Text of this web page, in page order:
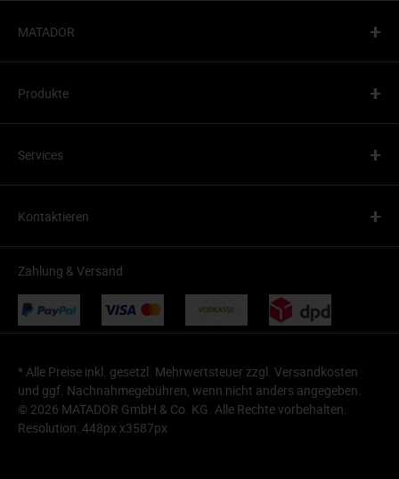
MATADOR +
Produkte +
Services +
Kontaktieren +
Zahlung & Versand
* Alle Preise inkl. gesetzl. Mehrwertsteuer zzgl. Versandkosten
und ggf. Nachnahmegebühren, wenn nicht anders angegeben.
© 2026 MATADOR GmbH & Co. KG. Alle Rechte vorbehalten.
Resolution: 448px x3587px